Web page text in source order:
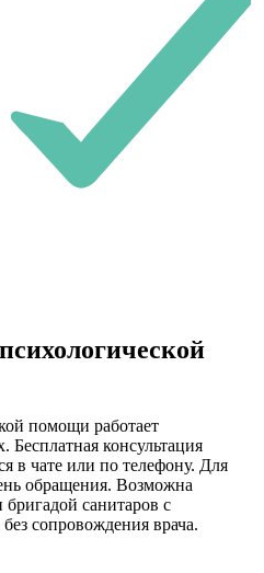
помощи работает
Бесплатная консультация
в чате или по телефону. Для
обращения. Возможна
санитаров с
сопровождения врача.